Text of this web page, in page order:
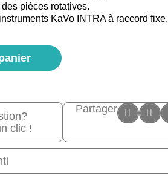
pièces rotatives.
KaVo INTRA à raccord fixe.
clic !
Partager